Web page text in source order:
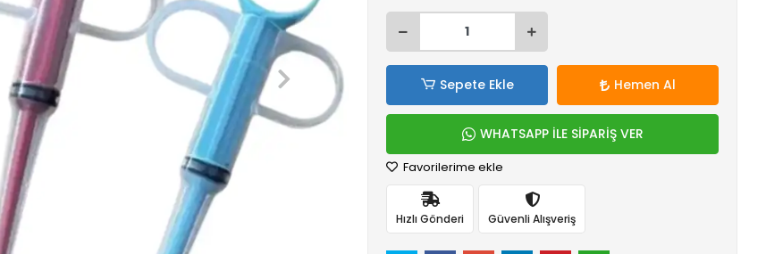
Sepete Ekle Hemen Al
WHATSAPP İLE SİPARİŞ VER
Favorilerime ekle
Hızlı Gönderi Güvenli Alışveriş